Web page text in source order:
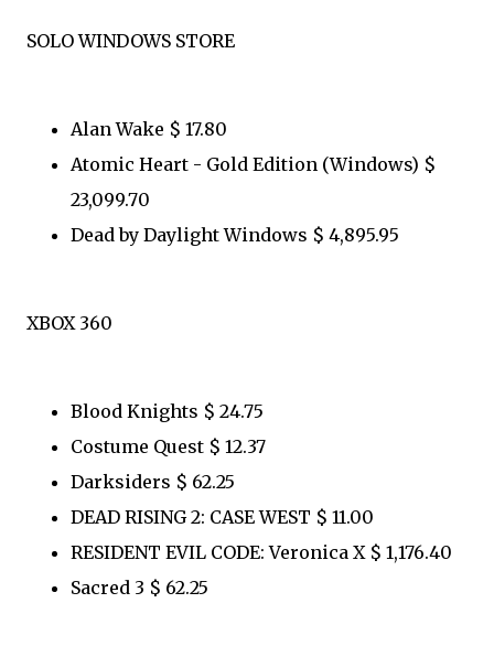
SOLO WINDOWS STORE
Alan Wake $ 17.80
Atomic Heart - Gold Edition (Windows) $
23,099.70
Dead by Daylight Windows $ 4,895.95
XBOX 360
Blood Knights $ 24.75
Costume Quest $ 12.37
Darksiders $ 62.25
DEAD RISING 2: CASE WEST $ 11.00
RESIDENT EVIL CODE: Veronica X $ 1,176.40
Sacred 3 $ 62.25